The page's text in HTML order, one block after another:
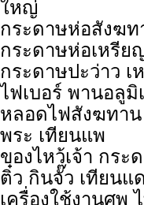
ใหญ่
กระดาษห่อสังฆ
กระดาษห่อเหรีย
กระดาษปะว่าว
ไฟเบอร์ พานอลูมิ
หลอดไฟสังฆทา
พระ เทียนแพ
ของไหว้เจ้า กระ
ติ๋ว กินจั๊ว เทียนแ
เครื่องใช้งานศพ